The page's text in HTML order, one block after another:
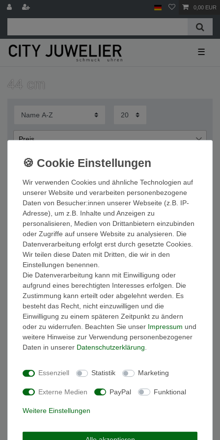
0,00 EUR
☰
44 cm
Preis
― €
Übernehmen
Wichtige Informationen
FAQ Funkuhren
Wasserdichtheit
Geschenkverpackung
Batterieentsorgung
Zahlung
Versand
Sicher und Bequem bezahlen
Schneller und sicherer Versand
Wir verwenden Cookies und ähnliche Technologien auf
unserer Website und verarbeiten personenbezogene
Daten von Besucher:innen unserer Webseite (z.B. IP-
Adresse), um z.B. Inhalte und Anzeigen zu
personalisieren, Medien von Drittanbietern einzubinden
oder Zugriffe auf unsere Website zu analysieren. Die
Datenverarbeitung erfolgt erst durch gesetzte Cookies.
Wir teilen diese Daten mit Dritten, die wir in den
Einstellungen benennen.
Die Datenverarbeitung kann mit Einwilligung oder
aufgrund eines berechtigten Interesses erfolgen. Die
Zustimmung kann erteilt oder abgelehnt werden. Es
besteht das Recht, nicht einzuwilligen und die
Einwilligung zu einem späteren Zeitpunkt zu ändern
oder zu widerrufen. Beachten Sie unser Impressum und
weitere Hinweise zur Verwendung personenbezogener
Daten in unserer Daten­schutz­erklärung
Essenziell Statistik Marketing
Externe Medien PayPal Funktional
Weitere Einstellungen